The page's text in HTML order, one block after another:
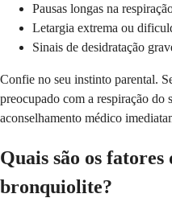
Pausas longas na
Letargia extrema ou
Sinais de desidratação
Confie no seu instinto parental.
preocupado com a respiração do
aconselhamento médico
Quais são os
bronquiolite?